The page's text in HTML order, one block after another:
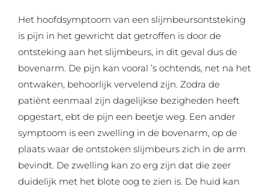
Het hoofdsymptoom van een slijmbeursontsteking
is pijn in het gewricht dat getroffen is door de
ontsteking aan het slijmbeurs, in dit geval dus de
bovenarm. De pijn kan vooral ’s ochtends, net na het
ontwaken, behoorlijk vervelend zijn. Zodra de
patiënt eenmaal zijn dagelijkse bezigheden heeft
opgestart, ebt de pijn een beetje weg. Een ander
symptoom is een zwelling in de bovenarm, op de
plaats waar de ontstoken slijmbeurs zich in de arm
bevindt. De zwelling kan zo erg zijn dat die zeer
duidelijk met het blote oog te zien is. De huid kan